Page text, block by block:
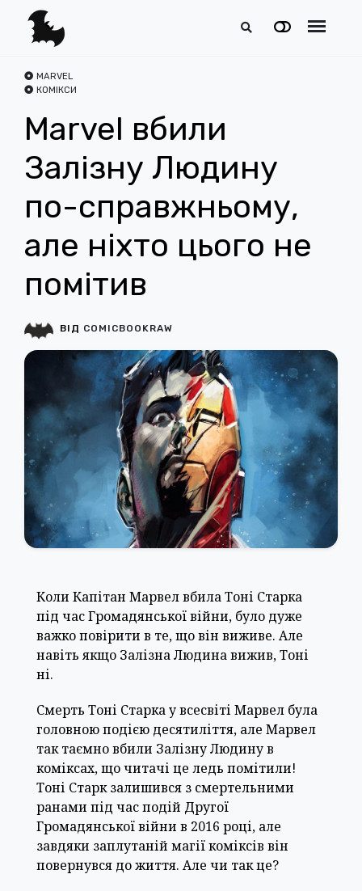
Коли Капітан Марвел вбила Тоні Старка
під час Громадянської війни, було дуже
важко повірити в те, що він виживе. Але
навіть якщо Залізна Людина вижив, Тоні
ні.
Смерть Тоні Старка у всесвіті Марвел була
головною подією десятиліття, але Марвел
так таємно вбили Залізну Людину в
коміксах, що читачі це ледь помітили!
Тоні Старк залишився з смертельними
ранами під час подій Другої
Громадянської війни в 2016 році, але
завдяки заплутаній магії коміксів він
повернувся до життя. Але чи так це?
MARVEL
КОМІКСИ
Marvel вбили
Залізну Людину
по-справжньому,
але ніхто цього не
помітив
ВІД COMICBOOKRAW